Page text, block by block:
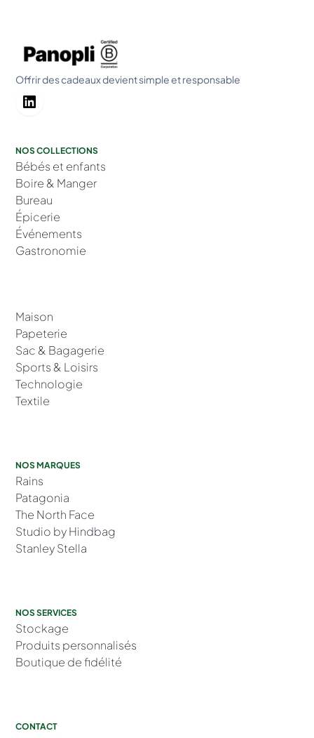
Offrir des cadeaux devient simple et responsable
NOS COLLECTIONS
Bébés et enfants
Boire & Manger
Bureau
Épicerie
Événements
Gastronomie
Maison
Papeterie
Sac & Bagagerie
Sports & Loisirs
Technologie
Textile
NOS MARQUES
Rains
Patagonia
The North Face
Studio by Hindbag
Stanley Stella
NOS SERVICES
Stockage
Produits personnalisés
Boutique de fidélité
CONTACT